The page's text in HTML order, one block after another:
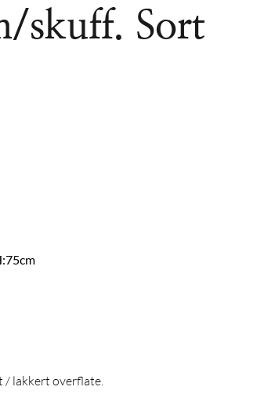
skuff. Sort
/ lakkert overflate.